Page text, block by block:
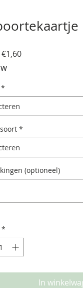
€1,60Verkoopprijs
*
*
(optioneel)
*
In